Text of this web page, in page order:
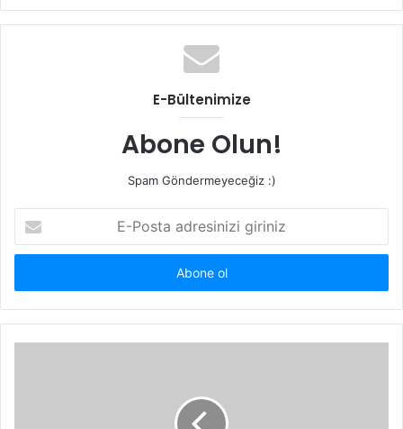
E-Bültenimize
Abone Olun!
Spam Göndermeyeceğiz :)
Posta
adresinizi